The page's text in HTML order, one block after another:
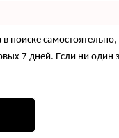
в поиске
7 дней. Если ни один